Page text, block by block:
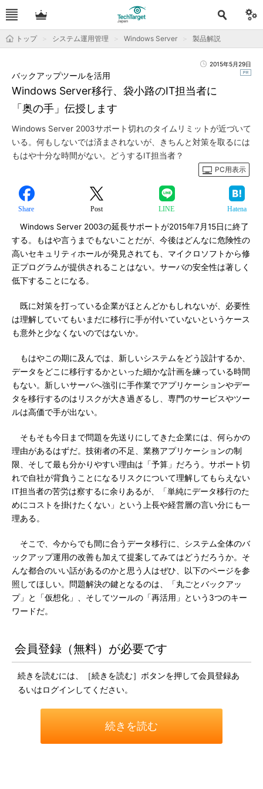
トップ システム運用管理 Windows Server 製品解説
2015年5月29日
Windows Server移行、袋小路のIT担当者に
「奥の手」伝授します
バックアップツールを活用
Windows Server 2003サポート切れのタイムリミットが近づいて
いる。何もしないでは済まされないが、きちんと対策を取るには
もはや十分な時間がない。どうするIT担当者？
PC用表示
Share Post LINE Hatena
Windows Server 2003の延長サポートが2015年7月15日に終了
する。もはや言うまでもないことだが、今後はどんなに危険性の
高いセキュリティホールが発見されても、マイクロソフトから修
正プログラムが提供されることはない。サーバの安全性は著しく
低下することになる。
既に対策を打っている企業がほとんどかもしれないが、必要性
は理解していてもいまだに移行に手が付いていないというケース
も意外と少なくないのではないか。
もはやこの期に及んでは、新しいシステムをどう設計するか、
データをどこに移行するかといった細かな計画を練っている時間
もない。新しいサーバへ強引に手作業でアプリケーションやデー
タを移行するのはリスクが大き過ぎるし、専門のサービスやツー
ルは高価で手が出ない。
そもそも今日まで問題を先送りにしてきた企業には、何らかの
理由があるはずだ。技術者の不足、業務アプリケーションの制
限、そして最も分かりやすい理由は「予算」だろう。サポート切
れで自社が背負うことになるリスクについて理解してもらえない
IT担当者の苦労は察するに余りあるが、「単純にデータ移行のた
めにコストを掛けたくない」という上長や経営層の言い分にも一
理ある。
そこで、今からでも間に合うデータ移行に、システム全体のバ
ックアップ運用の改善も加えて提案してみてはどうだろうか。そ
んな都合のいい話があるのかと思う人はぜひ、以下のページを参
照してほしい。問題解決の鍵となるのは、「丸ごとバックアッ
プ」と「仮想化」、そしてツールの「再活用」という3つのキー
ワードだ。
会員登録（無料）が必要です
続きを読むには、［続きを読む］ボタンを押して会員登録あ
るいはログインしてください。
続きを読む